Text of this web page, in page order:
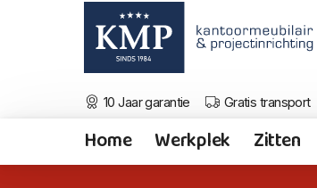
10 Jaar garantie Gratis transport
Home Werkplek Zitten